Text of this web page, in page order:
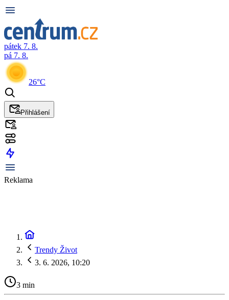
pátek 7. 8.
pá 7. 8.
26°C
Přihlášení
Reklama
Trendy Život
3. 6. 2026, 10:20
3 min